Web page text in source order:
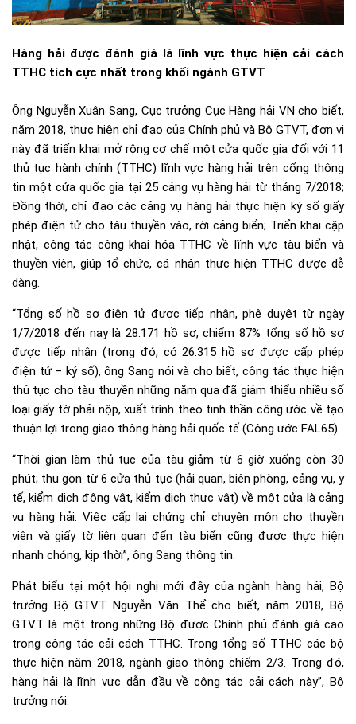
Hàng hải được đánh giá là lĩnh vực thực hiện cải cách
TTHC tích cực nhất trong khối ngành GTVT
Ông Nguyễn Xuân Sang, Cục trưởng Cục Hàng hải VN cho biết,
năm 2018, thực hiện chỉ đạo của Chính phủ và Bộ GTVT, đơn vị
này đã triển khai mở rộng cơ chế một cửa quốc gia đối với 11
thủ tục hành chính (TTHC) lĩnh vực hàng hải trên cổng thông
tin một cửa quốc gia tại 25 cảng vụ hàng hải từ tháng 7/2018;
Đồng thời, chỉ đạo các cảng vụ hàng hải thực hiện ký số giấy
phép điện tử cho tàu thuyền vào, rời cảng biển; Triển khai cập
nhật, công tác công khai hóa TTHC về lĩnh vực tàu biển và
thuyền viên, giúp tổ chức, cá nhân thực hiện TTHC được dễ
dàng.
“Tổng số hồ sơ điện tử được tiếp nhận, phê duyệt từ ngày
1/7/2018 đến nay là 28.171 hồ sơ, chiếm 87% tổng số hồ sơ
được tiếp nhận (trong đó, có 26.315 hồ sơ được cấp phép
điện tử – ký số), ông Sang nói và cho biết, công tác thực hiện
thủ tục cho tàu thuyền những năm qua đã giảm thiểu nhiều số
loại giấy tờ phải nộp, xuất trình theo tinh thần công ước về tạo
thuận lợi trong giao thông hàng hải quốc tế (Công ước FAL65).
“Thời gian làm thủ tục của tàu giảm từ 6 giờ xuống còn 30
phút; thu gọn từ 6 cửa thủ tục (hải quan, biên phòng, cảng vụ, y
tế, kiểm dịch động vật, kiểm dịch thực vật) về một cửa là cảng
vụ hàng hải. Việc cấp lại chứng chỉ chuyên môn cho thuyền
viên và giấy tờ liên quan đến tàu biển cũng được thực hiện
nhanh chóng, kịp thời”, ông Sang thông tin.
Phát biểu tại một hội nghị mới đây của ngành hàng hải, Bộ
trưởng Bộ GTVT Nguyễn Văn Thể cho biết, năm 2018, Bộ
GTVT là một trong những Bộ được Chính phủ đánh giá cao
trong công tác cải cách TTHC. Trong tổng số TTHC các bộ
thực hiện năm 2018, ngành giao thông chiếm 2/3. Trong đó,
hàng hải là lĩnh vực dẫn đầu về công tác cải cách này”, Bộ
trưởng nói.